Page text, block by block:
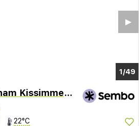
1/45
▶︎
Ramada by Wyndham Kissimmee Gateway
22°C